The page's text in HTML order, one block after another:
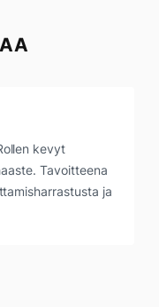
kevyt
Tavoitteena
ja